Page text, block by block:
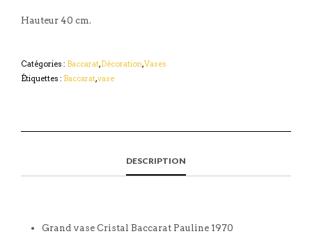
Hauteur 40 cm.
Catégories : Baccarat,Décoration,Vases
Étiquettes : Baccarat,vase
DESCRIPTION
Grand vase Cristal Baccarat Pauline 1970